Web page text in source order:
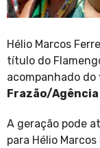
Hélio Marcos
título do
acompanhado do
Frazão/Agência
A geração pode
para Hélio